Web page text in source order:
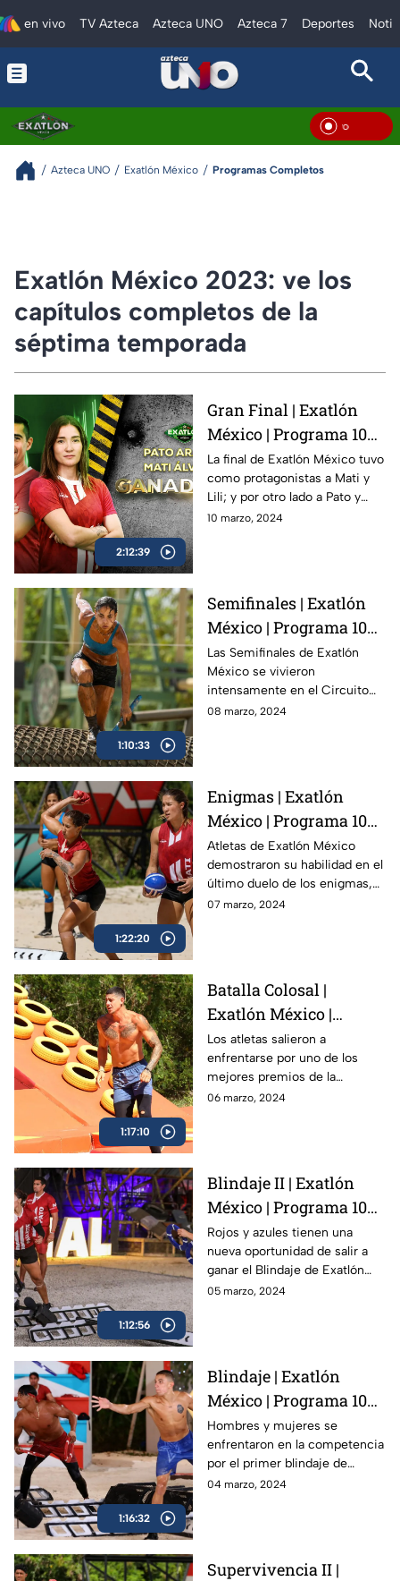
en vivo TV Azteca Azteca UNO Azteca 7 Deportes
En
Azteca UNO Exatlón México Programas Completos
Exatlón México 2023: ve los
capítulos completos de la
séptima temporada
2:12:39
Gran Final | Exatlón
México | Programa 108 |
10 marzo 2024
La final de Exatlón México tuvo
como protagonistas a Mati y
Lili; y por otro lado a Pato y
Andrés, atletas que nos
10 marzo, 2024
1:10:33
Semifinales | Exatlón
México | Programa 107 |
8 marzo 2024
Las Semifinales de Exatlón
México se vivieron
intensamente en el Circuito
del Lodo. Dos atletas han
08 marzo, 2024
1:22:20
Enigmas | Exatlón
México | Programa 106 |
7 marzo 2024
Atletas de Exatlón México
demostraron su habilidad en el
último duelo de los enigmas,
compitiendo de forma
07 marzo, 2024
1:17:10
Batalla Colosal |
Exatlón México |
Programa 105 | 6 marzo
2024
Los atletas salieron a
enfrentarse por uno de los
mejores premios de la
temporada: un automóvil para
06 marzo, 2024
1:12:56
Blindaje II | Exatlón
México | Programa 104 |
5 marzo 2024
Rojos y azules tienen una
nueva oportunidad de salir a
ganar el Blindaje de Exatlón
México. Un hombre y una
05 marzo, 2024
1:16:32
Blindaje | Exatlón
México | Programa 103 |
4 marzo 2024
Hombres y mujeres se
enfrentaron en la competencia
por el primer blindaje de
Exatlón México. El ganador se
04 marzo, 2024
Supervivencia II |